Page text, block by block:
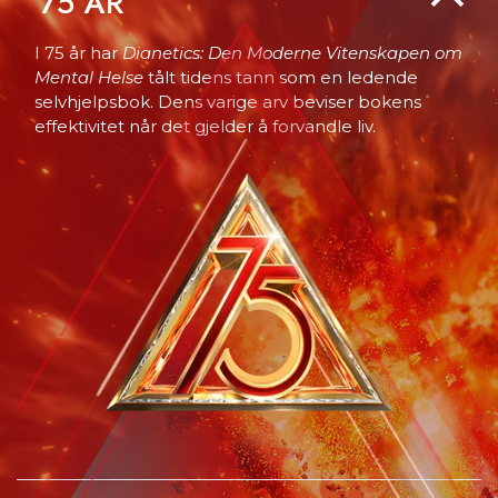
I 75 år harDianetics: Den Moderne Vitenskapen om
Mental Helse tålt tidens tann som en ledende
selvhjelpsbok. Dens varige arv beviser bokens
effektivitet når det gjelder å forvandle liv.